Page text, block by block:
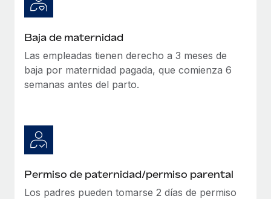
Baja de maternidad
Las empleadas tienen derecho a 3 meses de
baja por maternidad pagada, que comienza 6
semanas antes del parto.
Permiso de paternidad/permiso parental
Los padres pueden tomarse 2 días de permiso